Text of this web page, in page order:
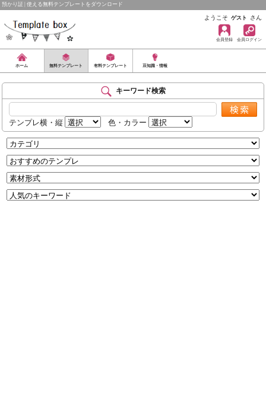
預かり証 | 使える無料テンプレートをダウンロード
ようこそ ゲスト さん
会員登録 会員ログイン
ホーム 無料テンプレート 有料テンプレート 豆知識・情報
キーワード検索
テンプレ横・縦 色・カラー